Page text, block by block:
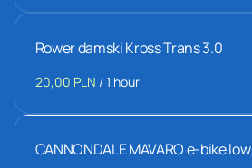
Rower damski Kross Trans 3.0
/
CANNONDALE MAVARO e-bike low